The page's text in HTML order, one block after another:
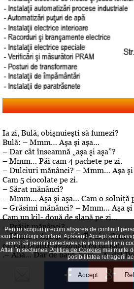
Ia zi, Bulă, obişnuieşti să fumezi?
Bulă: – Mmm… Aşa şi aşa…
– Dar cât înseamnă „aşa şi aşa”?
– Mmm… Păi cam 4 pachete pe zi.
– Dulciuri mănânci? – Mmm… Aşa
Cam 5 ciocolate pe zi.
– Sărat mănânci?
– Mmm… Aşa şi aşa… Cam o solniţă
– Grăsimi mănânci? – Mmm… Aşa şi
Cam un kil- două de slană pe zi…
– Prăjit mănânci?
– Mmm… Aşa şi aşa… Pe zi… Cam
cartofi prăjiţi, asezonaţi cu cârnaţi
.– Aha… Dar de băut, bei? – A, da!
Pentru scopuri precum afișarea de conținut
sau tehnologii similare. Apăsând Accept sau
acord să permiți colectarea de informații prin
Aflați în secțiuneaPolitica de Cookiesmai multe
posibilitatea retragerii